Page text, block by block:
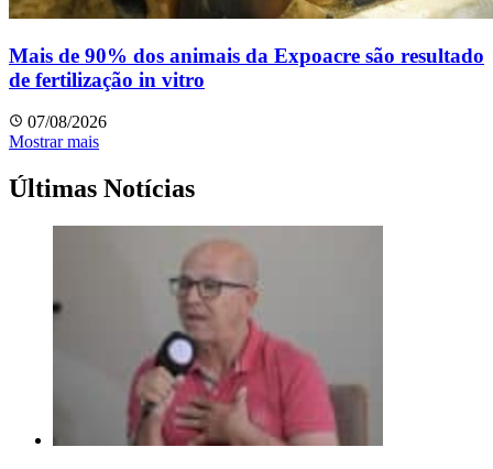
Mais de 90% dos animais da Expoacre são resultado
de fertilização in vitro
07/08/2026
Mostrar mais
Últimas Notícias